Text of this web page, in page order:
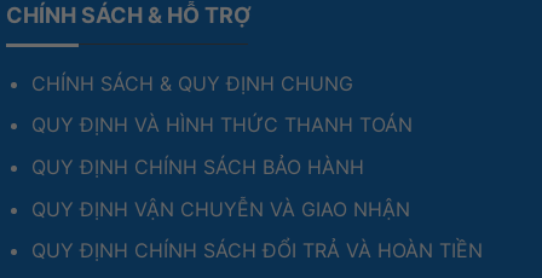
CHÍNH SÁCH & HỖ TRỢ
CHÍNH SÁCH & QUY ĐỊNH CHUNG
QUY ĐỊNH VÀ HÌNH THỨC THANH TOÁN
QUY ĐỊNH CHÍNH SÁCH BẢO HÀNH
QUY ĐỊNH VẬN CHUYỄN VÀ GIAO NHẬN
QUY ĐỊNH CHÍNH SÁCH ĐỔI TRẢ VÀ HOÀN TIỀN